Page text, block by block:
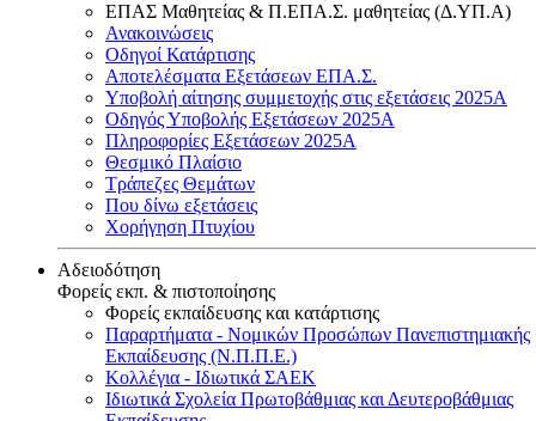
ΕΠΑΣ Μαθητείας & Π.ΕΠΑ.Σ. μαθητείας (Δ.ΥΠ.Α)
Ανακοινώσεις
Oδηγοί Κατάρτισης
Αποτελέσματα Εξετάσεων ΕΠΑ.Σ.
Υποβολή αίτησης συμμετοχής στις εξετάσεις 2025Α
Οδηγός Υποβολής Εξετάσεων 2025A
Πληροφορίες Εξετάσεων 2025Α
Θεσμικό Πλαίσιο
Τράπεζες Θεμάτων
Που δίνω εξετάσεις
Χορήγηση Πτυχίου
Αδειοδότηση
Φορείς εκπ. & πιστοποίησης
Φορείς εκπαίδευσης και κατάρτισης
Παραρτήματα - Νομικών Προσώπων Πανεπιστημιακής
Εκπαίδευσης (Ν.Π.Π.Ε.)
Κολλέγια - Ιδιωτικά ΣΑΕΚ
Ιδιωτικά Σχολεία Πρωτοβάθμιας και Δευτεροβάθμιας